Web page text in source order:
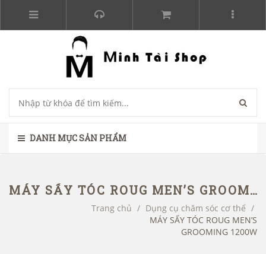
DANH MỤC SẢN PHẨM
MÁY SẤY TÓC ROUG MEN’S GROOMING 1200W
Trang chủ / Dụng cụ chăm sóc cơ thể /
MÁY SẤY TÓC ROUG MEN’S
GROOMING 1200W